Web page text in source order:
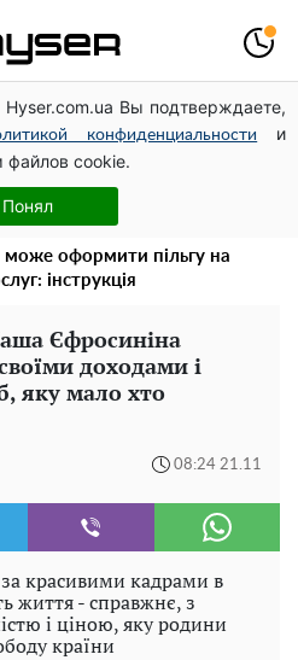
Вы подтверждаете,
конфиденциальности
и
файлов cookie.
Понял
Конотопський вивів
через фіктивну фірму в
позах змусила відвисати
лише початком
може оформити пільгу на
інструкція
Єфросиніна
доходами і
яку мало хто
08:24 21.11
красивими кадрами в
життя - справжнє, з
і ціною, яку родини
країни